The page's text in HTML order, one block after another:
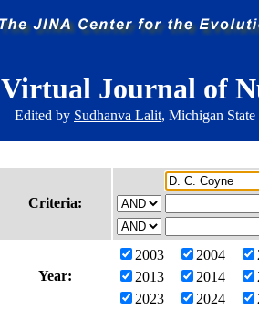
Virtual Journal of
Edited by Sudhanva Lalit, Michigan
Criteria:
Year:
2003 2004
2013
2014
2023
2024